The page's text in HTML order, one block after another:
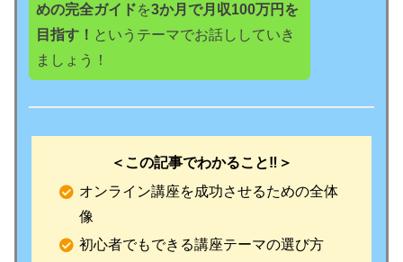
めの完全ガイドを3か月で月収100万円を
目指す！ というテーマでお話ししていき
ましょう！
＜この記事でわかること‼️＞
オンライン講座を成功させるための全体
像
初心者でもできる講座テーマの選び方